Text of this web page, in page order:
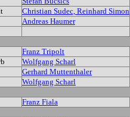
Christian Sudec, Reinhard Simon
Andreas Haumer
Franz Tripolt
Wolfgang Scharl
Gerhard Muttenthaler
Wolfgang Scharl
Franz Fiala